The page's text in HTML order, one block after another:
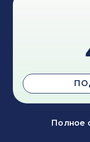
Полное